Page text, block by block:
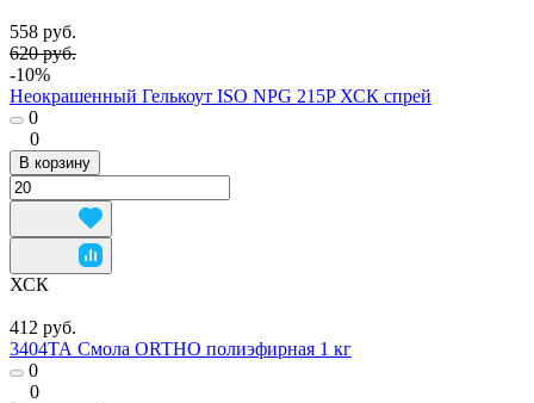
558 руб.
620 руб.
-10%
Неокрашенный Гелькоут ISO NPG 215P ХСК спрей
0
0
В корзину
ХСК
412 руб.
3404ТА Смола ORTHO полиэфирная 1 кг
0
0